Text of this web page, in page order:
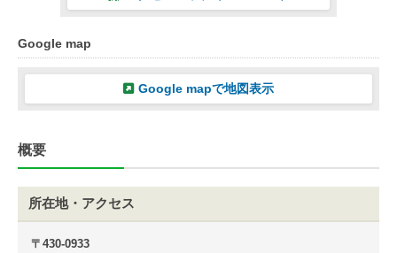
Google map
Google mapで地図表示
概要
所在地・アクセス
〒430-0933